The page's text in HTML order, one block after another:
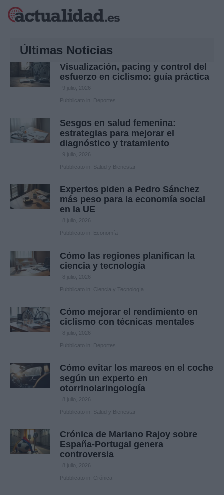
Política
Economía
Internacional
Viajes
Deportes
Musica
Últimas Noticias
Visualización, pacing y control del
esfuerzo en ciclismo: guía práctica
Pubblicato in: Deportes
Sesgos en salud femenina:
estrategias para mejorar el
diagnóstico y tratamiento
Pubblicato in: Salud y Bienestar
Expertos piden a Pedro Sánchez
más peso para la economía social
en la UE
Pubblicato in: Economía
Cómo las regiones planifican la
ciencia y tecnología
Pubblicato in: Ciencia y Tecnología
Cómo mejorar el rendimiento en
ciclismo con técnicas mentales
Pubblicato in: Deportes
Cómo evitar los mareos en el coche
según un experto en
otorrinolaringología
Pubblicato in: Salud y Bienestar
Crónica de Mariano Rajoy sobre
España-Portugal genera
controversia
Pubblicato in: Crónica